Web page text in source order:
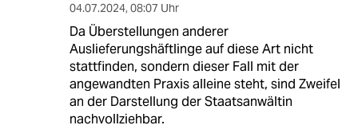
04.07.2024, 08:07 Uhr
Da Überstellungen anderer
Auslieferungshäftlinge auf diese Art nicht
stattfinden, sondern dieser Fall mit der
angewandten Praxis alleine steht, sind Zweifel
an der Darstellung der Staatsanwältin
nachvollziehbar.